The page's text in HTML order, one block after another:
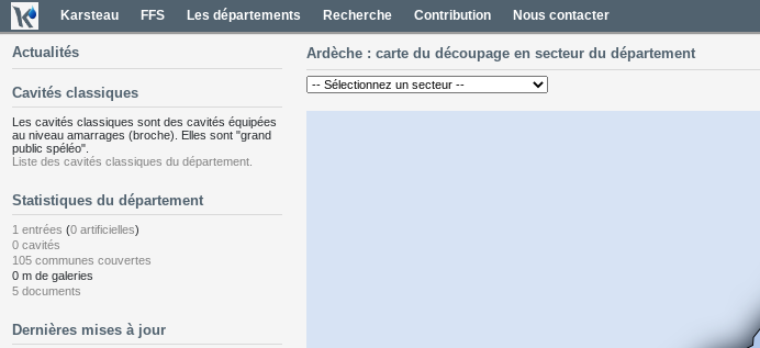
Karsteau FFS Les départements Recherche Contribution Nous contacter
Actualités
Cavités classiques
Les cavités classiques sont des cavités équipées
au niveau amarrages (broche). Elles sont "grand
public spéléo".
Liste des cavités classiques du département.
Statistiques du département
1 entrées (0 artificielles)
0 cavités
105 communes couvertes
0 m de galeries
5 documents
Dernières mises à jour
Ardèche : carte du découpage en secteur du département